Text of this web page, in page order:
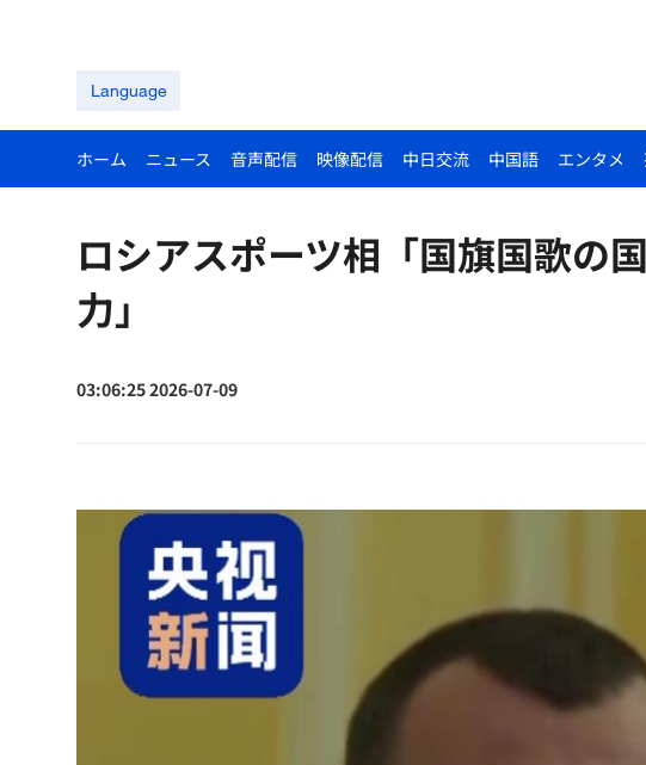
Language
ホーム ニュース 音声配信 映像配信 中日交流 中国語 エンタメ
ロシアスポーツ相「国旗国歌の
力」
03:06:25 2026-07-09